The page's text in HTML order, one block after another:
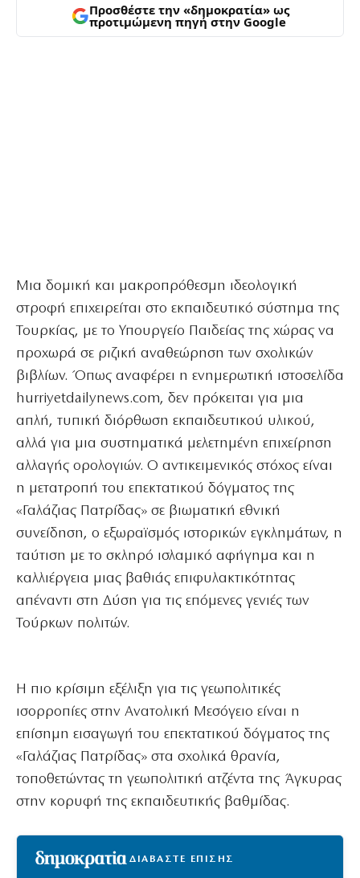
Προσθέστε την «δημοκρατία» ως
προτιμώμενη πηγή στην Google
Μια δομική και μακροπρόθεσμη ιδεολογική
στροφή επιχειρείται στο εκπαιδευτικό σύστημα της
Τουρκίας, με το Υπουργείο Παιδείας της χώρας να
προχωρά σε ριζική αναθεώρηση των σχολικών
βιβλίων. Όπως αναφέρει η ενημερωτική ιστοσελίδα
hurriyetdailynews.com, δεν πρόκειται για μια
απλή, τυπική διόρθωση εκπαιδευτικού υλικού,
αλλά για μια συστηματικά μελετημένη επιχείρηση
αλλαγής ορολογιών. Ο αντικειμενικός στόχος είναι
η μετατροπή του επεκτατικού δόγματος της
«Γαλάζιας Πατρίδας» σε βιωματική εθνική
συνείδηση, ο εξωραϊσμός ιστορικών εγκλημάτων, η
ταύτιση με το σκληρό ισλαμικό αφήγημα και η
καλλιέργεια μιας βαθιάς επιφυλακτικότητας
απέναντι στη Δύση για τις επόμενες γενιές των
Τούρκων πολιτών.
Η πιο κρίσιμη εξέλιξη για τις γεωπολιτικές
ισορροπίες στην Ανατολική Μεσόγειο είναι η
επίσημη εισαγωγή του επεκτατικού δόγματος της
«Γαλάζιας Πατρίδας» στα σχολικά θρανία,
τοποθετώντας τη γεωπολιτική ατζέντα της Άγκυρας
στην κορυφή της εκπαιδευτικής βαθμίδας.
ΔΙΑΒΑΣΤΕ ΕΠΙΣΗΣ